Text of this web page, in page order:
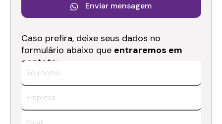
 Enviar mensagem
Caso prefira, deixe seus dados no
formulário abaixo que entraremos em
contato: